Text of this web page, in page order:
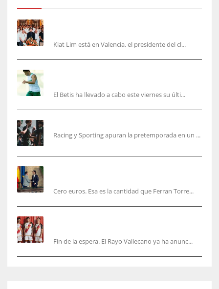
Kiat Lim está en Valencia. el presidente del cl...
El Betis ha llevado a cabo este viernes su últi...
Racing y Sporting apuran la pretemporada en un ...
Cero euros. Esa es la cantidad que Ferran Torre...
Fin de la espera. El Rayo Vallecano ya ha anunc...